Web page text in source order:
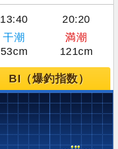
13:40 20:20
干潮
満潮
53cm 121cm
BI（爆釣指数）